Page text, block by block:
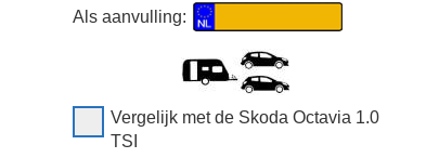
Als aanvulling:
Vergelijk met de Skoda Octavia 1.0
TSI